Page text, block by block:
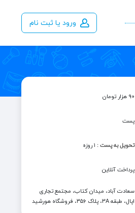
ورود یا ثبت نام
90 هزار تومان
پست
تحویل به پست :
پرداخت آنلاین
سعادت آباد، میدان کتاب، مجتمع تجاری
اپال، طبقه 3A، پلاک ۳۵۶، فروشگاه هورشید